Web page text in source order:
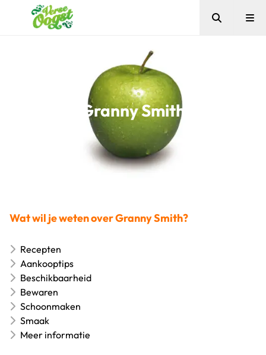
Zoeken
Granny Smith
Wat wil je weten over Granny Smith?
Recepten
Aankooptips
Beschikbaarheid
Bewaren
Schoonmaken
Smaak
Meer informatie